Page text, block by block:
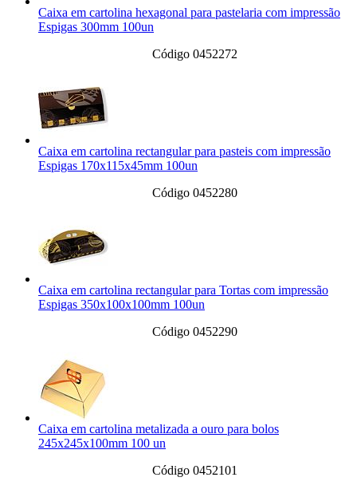
Caixa em cartolina hexagonal para pastelaria com impressão
Espigas 300mm 100un
Código 0452272
Caixa em cartolina rectangular para pasteis com impressão
Espigas 170x115x45mm 100un
Código 0452280
Caixa em cartolina rectangular para Tortas com impressão
Espigas 350x100x100mm 100un
Código 0452290
Caixa em cartolina metalizada a ouro para bolos
245x245x100mm 100 un
Código 0452101